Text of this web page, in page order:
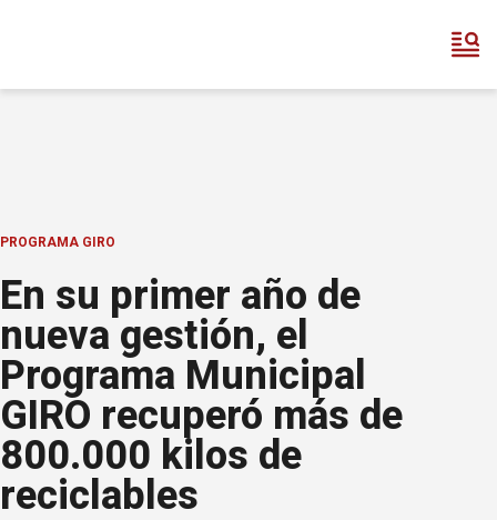
PROGRAMA GIRO
En su primer año de
nueva gestión, el
Programa Municipal
GIRO recuperó más de
800.000 kilos de
reciclables